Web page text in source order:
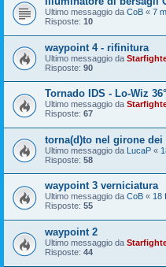
Ultimo messaggio da CoB « 7
Risposte: 10
waypoint 4 - rifinitura
Ultimo messaggio da
Risposte: 90
Tornado IDS - Lo-Wiz
Ultimo messaggio da
Risposte: 67
torna(d)to nel girone
Ultimo messaggio da LucaP «
Risposte: 58
waypoint 3 verniciatura
Ultimo messaggio da CoB « 18
Risposte: 55
waypoint 2
Ultimo messaggio da
Risposte: 44